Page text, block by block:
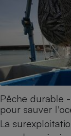
Pêche durable
pour sauver
La